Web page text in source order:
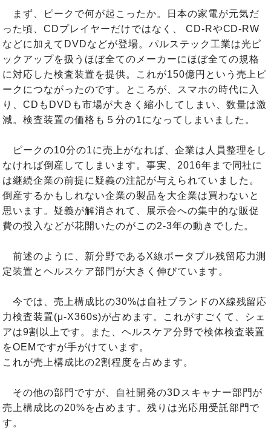
まず、ピークで何が起こったか。日本の家電が元気だ
った頃、CDプレイヤーだけではなく、 CD-RやCD-RW
などに加えてDVDなどが登場。パルステック工業は光ピ
ックアップを扱うほぼ全てのメーカーにほぼ全ての規格
に対応した検査装置を提供。これが150億円という売上ピ
ークにつながったのです。ところが、スマホの時代に入
り、CDもDVDも市場が大きく縮小してしまい、数量は激
減。検査装置の価格も５分の1になってしまいました。
ピークの10分の1に売上がなれば、企業は人員整理をし
なければ倒産してしまいます。事実、2016年まで同社に
は継続企業の前提に疑義の注記が与えられていました。
倒産するかもしれない企業の製品を大企業は買わないと
思います。疑義が解消されて、展示会への集中的な販促
費の投入などが花開いたのがこの2-3年の動きでした。
前述のように、新分野であるX線ポータブル残留応力測
定装置とヘルスケア部門が大きく伸びています。
今では、売上構成比の30%は自社ブランドのX線残留応
力検査装置(μ-X360s)が占めます。これがすごくて、シェ
アは9割以上です。また、ヘルスケア分野で検体検査装置
をOEMですが手がけています。
これが売上構成比の2割程度を占めます。
その他の部門ですが、自社開発の3Dスキャナー部門が
売上構成比の20%を占めます。残りは光応用受託部門で
す。